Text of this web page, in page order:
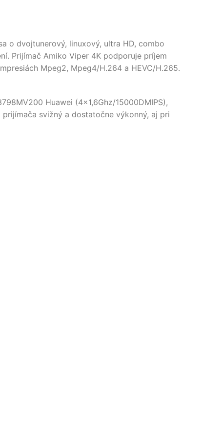
o dvojtunerový, linuxový, ultra HD, combo
Prijímač Amiko Viper 4K podporuje príjem
Mpeg2, Mpeg4/H.264 a HEVC/H.265.
Huawei (4x1,6Ghz/15000DMIPS),
svižný a dostatočne výkonný, aj pri